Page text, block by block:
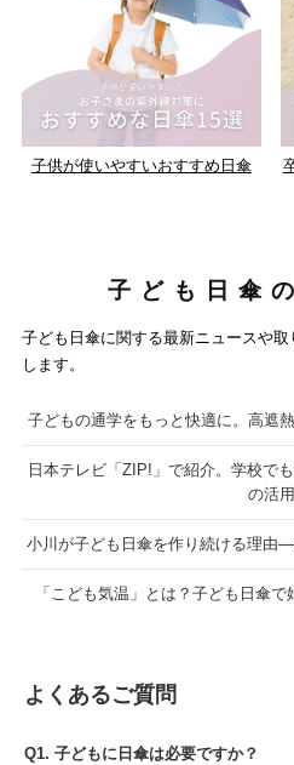
子供が使いやすいおすすめ日傘
子ども日傘
子ども日傘に関する最新ニュースや
します。
子どもの通学をもっと快適に。高遮
日本テレビ「ZIP!」で紹介。学校で
の活用
小川が子ども日傘を作り続ける理由
「こども気温」とは？子ども日傘
よくあるご質問
Q1. 子どもに日傘は必要ですか？